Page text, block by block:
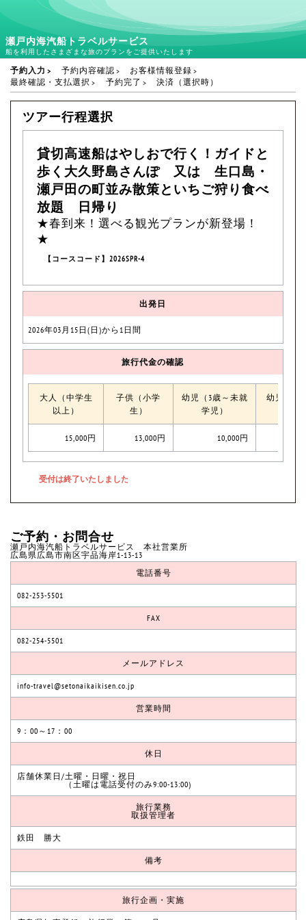
瀬戸内海汽船トラベルサービス
船を利用したさまざまな旅のプランをご提供いたします
予約入力 予約内容確認
お客様情報登録
最終確認・支払選択
予約完了 決済（選択時）
ツアー行程選択
貸切高速船はやしおで行く！ガイドと
歩く大久野島さんぽ 又は 生口島・
瀬戸田の町並み散策といちご狩り食べ
放題 日帰り
★春到来！選べる観光プランが新登場！
★
【コースコード】2026SPR-4
出発日
2026年03月15日(日)から1日間
旅行代金の確認
大人（中学生
以上）
子供（小学
生）
幼児（3歳～未就
学児）
幼児（0
15,000円 13,000円 10,000円
ご予約・お問合せ
瀬戸内海汽船トラベルサービス 本社営業所
広島県広島市南区宇品海岸1-13-13
電話番号
082-253-5501
FAX
082-254-5501
メールアドレス
info-travel@setonaikaikisen.co.jp
営業時間
9：00～17：00
休日
店舗休業日/土曜・日曜・祝日
（土曜は電話受付のみ9:00-13:00)
旅行業務
取扱管理者
鉄田 勝大
備考
旅行企画・実施